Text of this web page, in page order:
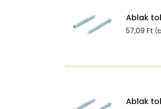
Ablak
57,09 Ft
Ablak